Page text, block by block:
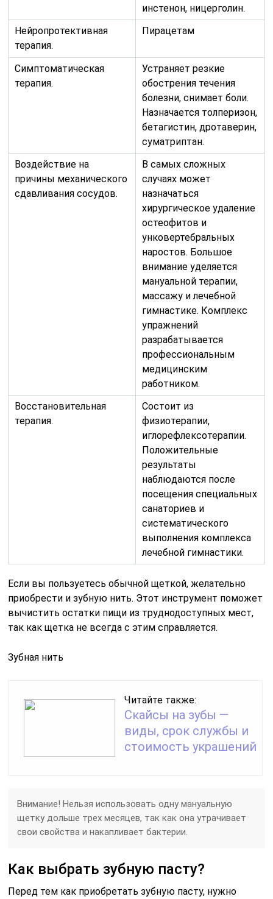
инстенон, ницерголин.
Нейропротективная
терапия.
Пирацетам
Симптоматическая
терапия.
Устраняет резкие
обострения течения
болезни, снимает боли.
Назначается толперизон,
бетагистин, дротаверин,
суматриптан.
Воздействие на
причины механического
сдавливания сосудов.
В самых сложных
случаях может
назначаться
хирургическое удаление
остеофитов и
унковертебральных
наростов. Большое
внимание уделяется
мануальной терапии,
массажу и лечебной
гимнастике. Комплекс
упражнений
разрабатывается
профессиональным
медицинским
работником.
Восстановительная
терапия.
Состоит из
физиотерапии,
иглорефлексотерапии.
Положительные
результаты
наблюдаются после
посещения специальных
санаториев и
систематического
выполнения комплекса
лечебной гимнастики.
Если вы пользуетесь обычной щеткой, желательно
приобрести и зубную нить. Этот инструмент поможет
вычистить остатки пищи из труднодоступных мест,
так как щетка не всегда с этим справляется.
Зубная нить
Читайте также:
Скайсы на зубы —
виды, срок службы и
стоимость украшений
Внимание! Нельзя использовать одну мануальную
щетку дольше трех месяцев, так как она утрачивает
свои свойства и накапливает бактерии.
Как выбрать зубную пасту?
Перед тем как приобретать зубную пасту, нужно